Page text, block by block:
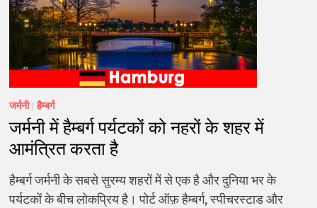
जर्मनी/हैम्बर्ग
जर्मनी में हैम्बर्ग पर्यटकों को नहरों के शहर में
आमंत्रित करता है
हैम्बर्ग जर्मनी के सबसे सुरम्य शहरों में से एक है और दुनिया भर के
पर्यटकों के बीच लोकप्रिय है। पोर्ट ऑफ़ हैम्बर्ग, स्पीचरस्टाड और